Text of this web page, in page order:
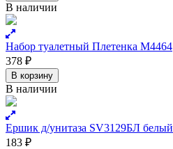
В наличии
Набор туалетный Плетенка М4464
378 ₽
В корзину
В наличии
Ершик д/унитаза SV3129БЛ белый
183 ₽